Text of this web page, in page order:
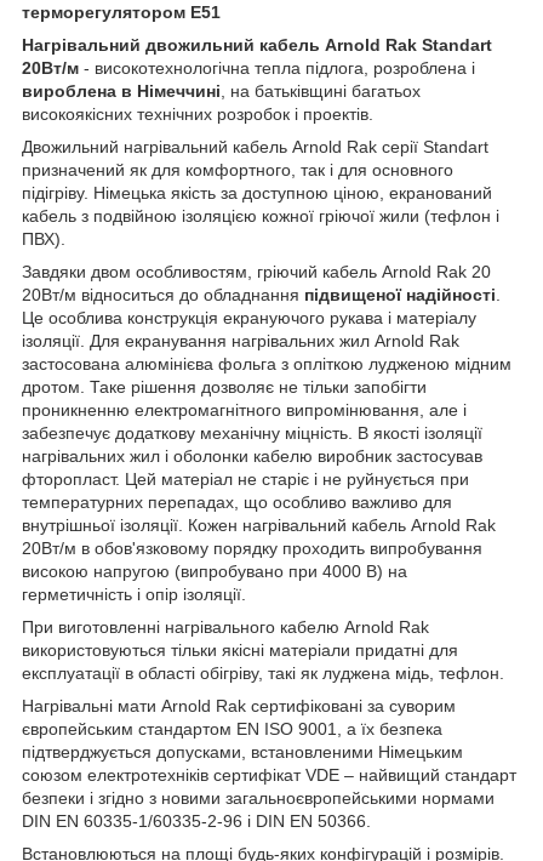
терморегулятором E51
Нагрівальний двожильний кабель Arnold Rak Standart
20Вт/м - високотехнологічна тепла підлога, розроблена і
вироблена в Німеччині , на батьківщині багатьох
високоякісних технічних розробок і проектів.
Двожильний нагрівальний кабель Arnold Rak серії Standart
призначений як для комфортного, так і для основного
підігріву. Німецька якість за доступною ціною, екранований
кабель з подвійною ізоляцією кожної гріючої жили (тефлон і
ПВХ).
Завдяки двом особливостям, гріючий кабель Arnold Rak 20
20Вт/м відноситься до обладнання підвищеної надійності
Це особлива конструкція екрануючого рукава і матеріалу
ізоляції. Для екранування нагрівальних жил Arnold Rak
застосована алюмінієва фольга з опліткою лудженою мідним
дротом. Таке рішення дозволяє не тільки запобігти
проникненню електромагнітного випромінювання, але і
забезпечує додаткову механічну міцність. В якості ізоляції
нагрівальних жил і оболонки кабелю виробник застосував
фторопласт. Цей матеріал не старіє і не руйнується при
температурних перепадах, що особливо важливо для
внутрішньої ізоляції. Кожен нагрівальний кабель Arnold Rak
20Вт/м в обов'язковому порядку проходить випробування
високою напругою (випробувано при 4000 В) на
герметичність і опір ізоляції.
При виготовленні нагрівального кабелю Arnold Rak
використовуються тільки якісні матеріали придатні для
експлуатації в області обігріву, такі як луджена мідь, тефлон.
Нагрівальні мати Arnold Rak сертифіковані за суворим
європейським стандартом EN ISO 9001, а їх безпека
підтверджується допусками, встановленими Німецьким
союзом електротехніків сертифікат VDE – найвищий стандарт
безпеки і згідно з новими загальноєвропейськими нормами
DIN EN 60335-1/60335-2-96 і DIN EN 50366.
Встановлюються на площі будь-яких конфігурацій і розмірів.